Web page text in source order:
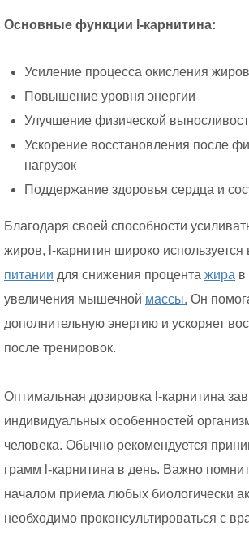
Основные функции l-карнитина:
Усиление процесса окисления жиров
Повышение уровня энергии
Улучшение физической
Ускорение восстановления после
нагрузок
Поддержание здоровья сердца и
Благодаря своей способности
жиров, l-карнитин широко используется
питании для снижения процента жира в
увеличения мышечной массы. Он
дополнительную энергию и ускоряет
после тренировок.
Оптимальная дозировка l-карнитина
индивидуальных особенностей
человека. Обычно рекомендуется
грамм l-карнитина в день. Важно
началом приема любых биологически
необходимо проконсультироваться с